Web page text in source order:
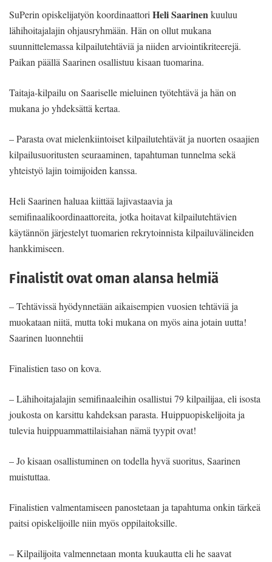
SuPerin opiskelijatyön koordinaattori Heli Saarinenkuuluu
lähihoitajalajin ohjausryhmään. Hän on ollut mukana
suunnittelemassa kilpailutehtäviä ja niiden arviointikriteerejä.
Paikan päällä Saarinen osallistuu kisaan tuomarina.
Taitaja-kilpailu on Saariselle mieluinen työtehtävä ja hän on
mukana jo yhdeksättä kertaa.
– Parasta ovat mielenkiintoiset kilpailutehtävät ja nuorten osaajien
kilpailusuoritusten seuraaminen, tapahtuman tunnelma sekä
yhteistyö lajin toimijoiden kanssa.
Heli Saarinen haluaa kiittää lajivastaavia ja
semifinaalikoordinaattoreita, jotka hoitavat kilpailutehtävien
käytännön järjestelyt tuomarien rekrytoinnista kilpailuvälineiden
hankkimiseen.
Finalistit ovat oman alansa helmiä
– Tehtävissä hyödynnetään aikaisempien vuosien tehtäviä ja
muokataan niitä, mutta toki mukana on myös aina jotain uutta!
Saarinen luonnehtii
Finalistien taso on kova.
– Lähihoitajalajin semifinaaleihin osallistui 79 kilpailijaa, eli isosta
joukosta on karsittu kahdeksan parasta. Huippuopiskelijoita ja
tulevia huippuammattilaisiahan nämä tyypit ovat!
– Jo kisaan osallistuminen on todella hyvä suoritus, Saarinen
muistuttaa.
Finalistien valmentamiseen panostetaan ja tapahtuma onkin tärkeä
paitsi opiskelijoille niin myös oppilaitoksille.
– Kilpailijoita valmennetaan monta kuukautta eli he saavat